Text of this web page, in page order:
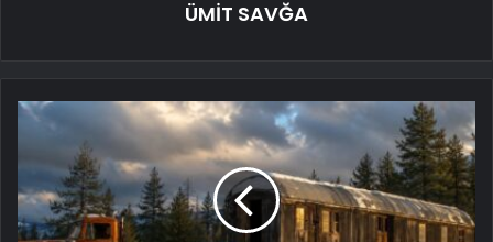
ÜMİT SAVĞA